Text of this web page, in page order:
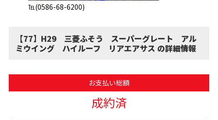
℡(0586-68-6200)
【77】H29 三菱ふそう スーパーグレート アル
ミウイング ハイルーフ リアエアサス の詳細情報
お支払い総額
成約済